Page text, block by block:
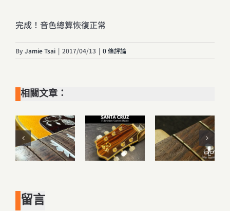
完成！音色總算恢復正常
ByJamie Tsai | 2017/04/13 | 0 條評論
相關文章：
留言